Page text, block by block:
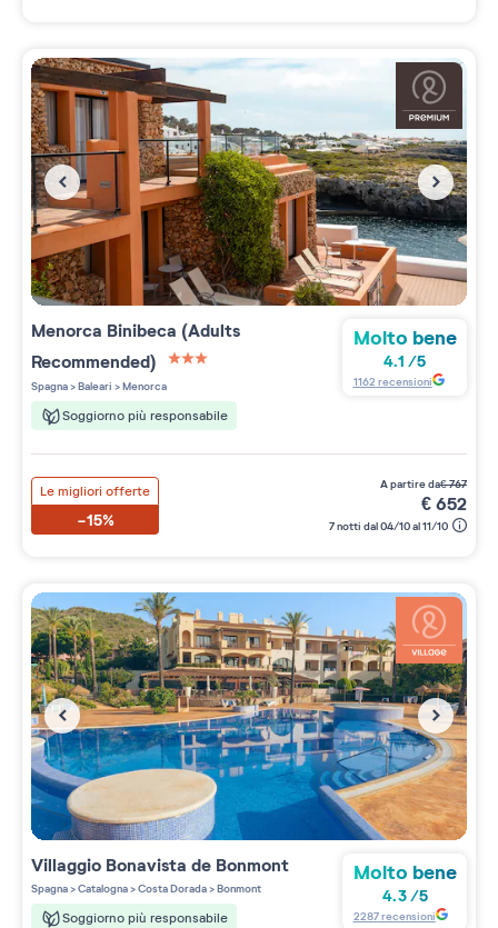
Menorca Binibeca (Adults
Recommended)
Spagna>Baleari >Menorca
Soggiorno più responsabile
Molto bene
4.1 /5
1162 recensioni
Le migliori offerte
-15%
a partire da€767
€652
7 notti dal 04/10 al 11/10
Villaggio Bonavista de Bonmont
Spagna>Catalogna>Costa Dorada>Bonmont
Soggiorno più responsabile
Molto bene
4.3/5
2287recensioni